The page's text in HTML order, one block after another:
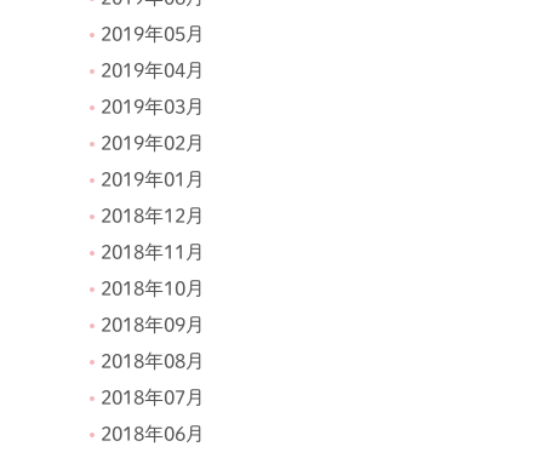
2019年05月
2019年04月
2019年03月
2019年02月
2019年01月
2018年12月
2018年11月
2018年10月
2018年09月
2018年08月
2018年07月
2018年06月